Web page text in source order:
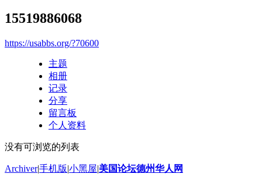
15519886068
https://usabbs.org/?70600
主题
相册
记录
分享
留言板
个人资料
没有可浏览的列表
Archiver|手机版|小黑屋|美国论坛德州华人网